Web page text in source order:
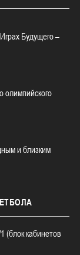
Будущего –
олимпийского
и близким
(блок кабинетов